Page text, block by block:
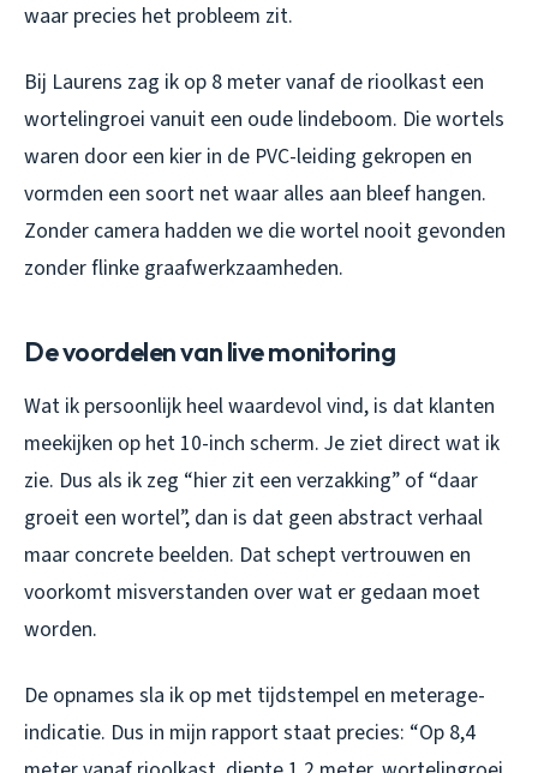
waar precies het probleem zit.
Bij Laurens zag ik op 8 meter vanaf de rioolkast een
wortelingroei vanuit een oude lindeboom. Die wortels
waren door een kier in de PVC-leiding gekropen en
vormden een soort net waar alles aan bleef hangen.
Zonder camera hadden we die wortel nooit gevonden
zonder flinke graafwerkzaamheden.
De voordelen van live monitoring
Wat ik persoonlijk heel waardevol vind, is dat klanten
meekijken op het 10-inch scherm. Je ziet direct wat ik
zie. Dus als ik zeg “hier zit een verzakking” of “daar
groeit een wortel”, dan is dat geen abstract verhaal
maar concrete beelden. Dat schept vertrouwen en
voorkomt misverstanden over wat er gedaan moet
worden.
De opnames sla ik op met tijdstempel en meterage-
indicatie. Dus in mijn rapport staat precies: “Op 8,4